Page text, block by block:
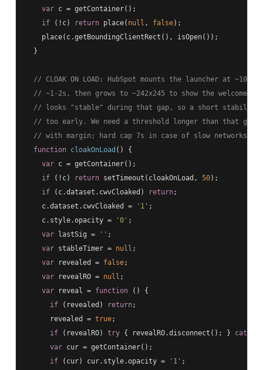
var c = getContainer();
if (!c) return place( null , false);
    place(c.getBoundingClientRect(), isOpen());
  }
// CLOAK ON LOAD: HubSpot mounts the launcher at
// ~1-2s, then grows to ~242x245 to show the welcome
// looks "stable" during that gap, so a short stability
// too early. We need a threshold longer than that gap.
// with margin; hard cap 7s in case of slow networks.
function
cloakOnLoad ( )
{
var c = getContainer();
if (!c) return setTimeout(cloakOnLoad, 50);
if (c.dataset.cwvCloaked) return;
    c.dataset.cwvCloaked =
'1' ;
    c.style.opacity =
'0' ;
var lastSig = '' ;
var stableTimer = null ;
var revealed = false;
var revealRO = null ;
var reveal = function ( )
{
if (revealed) return;
      revealed =
true;
if (revealRO) try { revealRO.disconnect(); } catch
var cur = getContainer();
if (cur) cur.style.opacity = '1' ;